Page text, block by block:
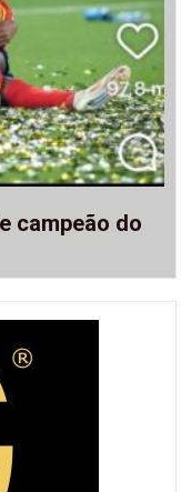
campeão do